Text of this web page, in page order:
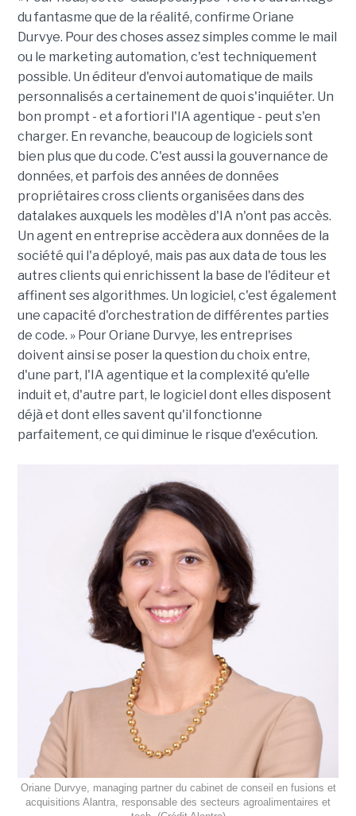
du fantasme que de la réalité, confirme Oriane
Durvye. Pour des choses assez simples comme le mail
ou le marketing automation, c'est techniquement
possible. Un éditeur d'envoi automatique de mails
personnalisés a certainement de quoi s'inquiéter. Un
bon prompt - et a fortiori l'IA agentique - peut s'en
charger. En revanche, beaucoup de logiciels sont
bien plus que du code. C'est aussi la gouvernance de
données, et parfois des années de données
propriétaires cross clients organisées dans des
datalakes auxquels les modèles d'IA n'ont pas accès.
Un agent en entreprise accèdera aux données de la
société qui l'a déployé, mais pas aux data de tous les
autres clients qui enrichissent la base de l'éditeur et
affinent ses algorithmes. Un logiciel, c'est également
une capacité d'orchestration de différentes parties
de code. » Pour Oriane Durvye, les entreprises
doivent ainsi se poser la question du choix entre,
d'une part, l'IA agentique et la complexité qu'elle
induit et, d'autre part, le logiciel dont elles disposent
déjà et dont elles savent qu'il fonctionne
parfaitement, ce qui diminue le risque d'exécution.
Oriane Durvye, managing partner du cabinet de conseil en fusions et
acquisitions Alantra, responsable des secteurs agroalimentaires et